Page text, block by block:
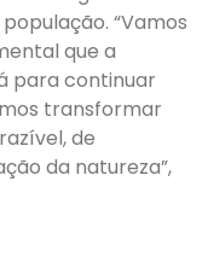
“Vamos
que a
para continuar
transformar
de
da natureza”,